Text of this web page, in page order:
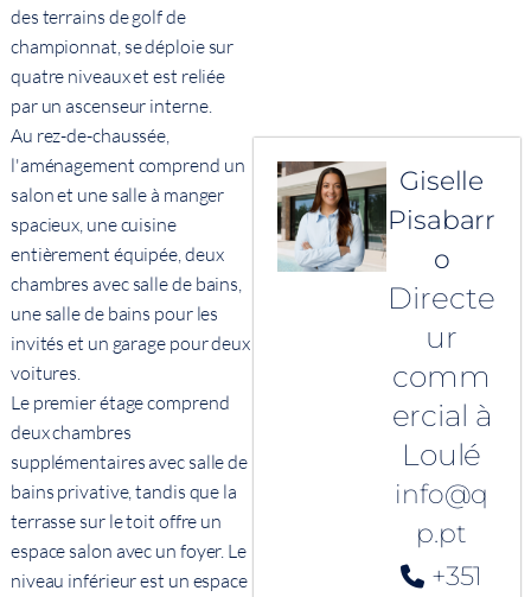
des terrains de golf de
championnat, se déploie sur
quatre niveaux et est reliée
par un ascenseur interne.
Au rez-de-chaussée,
l'aménagement comprend un
salon et une salle à manger
spacieux, une cuisine
entièrement équipée, deux
chambres avec salle de bains,
une salle de bains pour les
invités et un garage pour deux
voitures.
Le premier étage comprend
deux chambres
supplémentaires avec salle de
bains privative, tandis que la
terrasse sur le toit offre un
espace salon avec un foyer. Le
niveau inférieur est un espace
Giselle
Pisabarr
o
Directe
ur
comm
ercial à
Loulé
info@q
p.pt
+351